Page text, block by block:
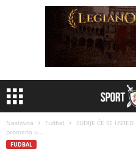
Naslovna Fudbal
SUDIJE ĆE SE
promena u...
FUDBAL